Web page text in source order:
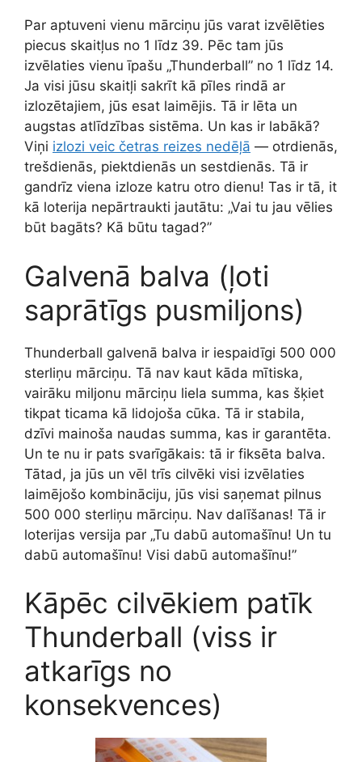
Par aptuveni vienu mārciņu jūs varat izvēlēties
piecus skaitļus no 1 līdz 39. Pēc tam jūs
izvēlaties vienu īpašu „Thunderball” no 1 līdz 14.
Ja visi jūsu skaitļi sakrīt kā pīles rindā ar
izlozētajiem, jūs esat laimējis. Tā ir lēta un
augstas atlīdzības sistēma. Un kas ir labākā?
Viņi izlozi veic četras reizes nedēļā — otrdienās,
trešdienās, piektdienās un sestdienās. Tā ir
gandrīz viena izloze katru otro dienu! Tas ir tā, it
kā loterija nepārtraukti jautātu: „Vai tu jau vēlies
būt bagāts? Kā būtu tagad?”
Galvenā balva (ļoti
saprātīgs pusmiljons)
Thunderball galvenā balva ir iespaidīgi 500 000
sterliņu mārciņu. Tā nav kaut kāda mītiska,
vairāku miljonu mārciņu liela summa, kas šķiet
tikpat ticama kā lidojoša cūka. Tā ir stabila,
dzīvi mainoša naudas summa, kas ir garantēta.
Un te nu ir pats svarīgākais: tā ir fiksēta balva.
Tātad, ja jūs un vēl trīs cilvēki visi izvēlaties
laimējošo kombināciju, jūs visi saņemat pilnus
500 000 sterliņu mārciņu. Nav dalīšanas! Tā ir
loterijas versija par „Tu dabū automašīnu! Un tu
dabū automašīnu! Visi dabū automašīnu!”
Kāpēc cilvēkiem patīk
Thunderball (viss ir
atkarīgs no
konsekvences)